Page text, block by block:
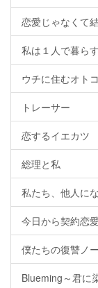
恋愛じゃなくて
私は１人で暮ら
ウチに住むオトコ
トレーサー
恋するイエカツ
総理と私
私たち、他人に
今日から契約恋愛
僕たちの復讐ノ
Blueming～君に